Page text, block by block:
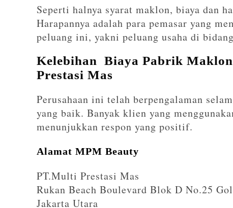
Seperti halnya syarat maklon, biaya dan
Harapannya adalah para pemasar yang
peluang ini, yakni peluang usaha di
Kelebihan Biaya Pabrik
Prestasi Mas
Perusahaan ini telah berpengalaman
yang baik. Banyak klien yang
menunjukkan respon yang positif.
Alamat MPM Beauty
PT.Multi Prestasi Mas
Rukan Beach Boulevard Blok D No.25
Jakarta Utara